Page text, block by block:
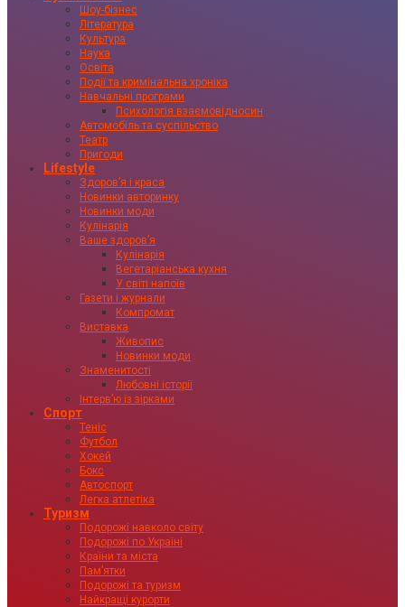
Шоу-бізнес
Література
Культура
Наука
Освіта
Події та кримінальна хроніка
Навчальні програми
Психологія взаємовідносин
Автомобіль та суспільство
Театр
Пригоди
Lifestyle
Здоровʼя і краса
Новинки авторинку
Новинки моди
Кулінарія
Ваше здоровʼя
Кулінарія
Вегетаріанська кухня
У світі напоїв
Газети і журнали
Компромат
Виставка
Живопис
Новинки моди
Знаменитості
Любовні історії
Інтервʼю із зірками
Спорт
Теніс
Футбол
Хокей
Бокс
Автоспорт
Легка атлетіка
Туризм
Подорожі навколо світу
Подорожі по Україні
Країни та міста
Пам’ятки
Подорожі та туризм
Найкращі курорти